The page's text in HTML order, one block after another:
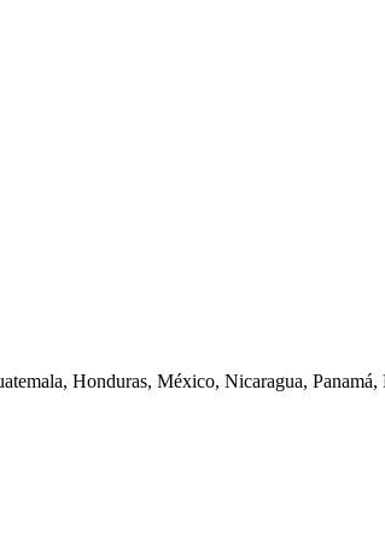
Honduras, México, Nicaragua,